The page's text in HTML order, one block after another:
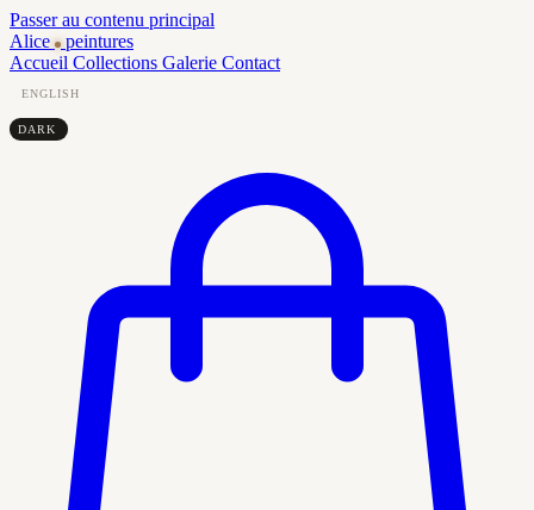
Passer au contenu principal
Alice
peintures
Accueil Collections Galerie Contact
ENGLISH
DARK